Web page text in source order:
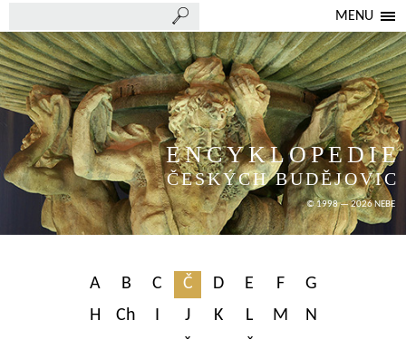
MENU
ENCYKLOPEDIE
ČESKÝCH BUDĚJOVIC
© 1998 — 2026 NEBE
A B C Č D E F
G
H
Ch I J K L M
N